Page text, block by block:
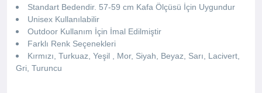
Standart Bedendir. 57-59 cm Kafa Ölçüsü İçin Uygundur
Unisex Kullanılabilir
Outdoor Kullanım İçin İmal Edilmiştir
Farklı Renk Seçenekleri
Kırmızı, Turkuaz, Yeşil , Mor, Siyah, Beyaz, Sarı, Lacivert,
Gri, Turuncu